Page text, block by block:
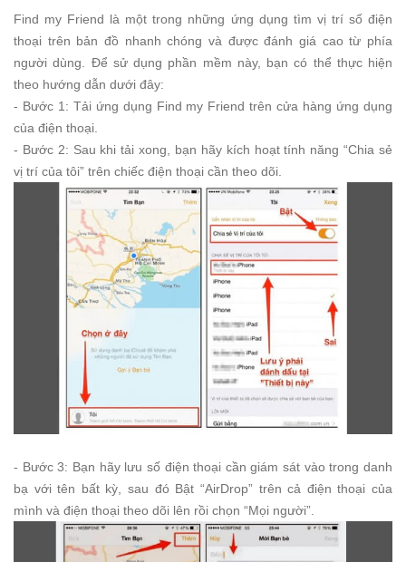
Find my Friend là một trong những ứng dụng tìm vị trí số điện
thoại trên bản đồ nhanh chóng và được đánh giá cao từ phía
người dùng. Để sử dụng phần mềm này, bạn có thể thực hiện
theo hướng dẫn dưới đây:
- Bước 1: Tải ứng dụng Find my Friend trên cửa hàng ứng dụng
của điện thoại.
- Bước 2: Sau khi tải xong, bạn hãy kích hoạt tính năng “Chia sẻ
vị trí của tôi” trên chiếc điện thoại cần theo dõi.
- Bước 3: Bạn hãy lưu số điện thoại cần giám sát vào trong danh
bạ với tên bất kỳ, sau đó Bật “AirDrop” trên cả điện thoại của
mình và điện thoại theo dõi lên rồi chọn “Mọi người”.